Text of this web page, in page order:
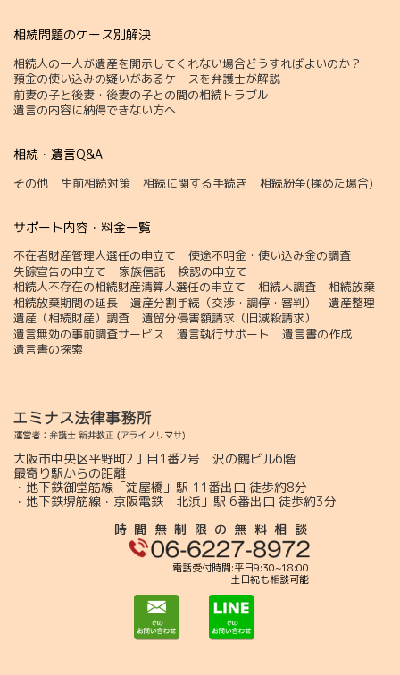
相続問題のケース別解決
相続人の一人が遺産を開示してくれない場合どうすればよいのか？
預金の使い込みの疑いがあるケースを弁護士が解説
前妻の子と後妻・後妻の子との間の相続トラブル
遺言の内容に納得できない方へ
相続・遺言Q&A
その他 生前相続対策 相続に関する手続き 相続紛争(揉めた場合)
サポート内容・料金一覧
不在者財産管理人選任の申立て
使途不明金・使い込み金の調査
失踪宣告の申立て
家族信託
検認の申立て
相続人不存在の相続財産清算人選任の申立て
相続人調査
相続放棄
相続放棄期間の延長
遺産分割手続（交渉・調停・審判）
遺産整理
遺産（相続財産）調査
遺留分侵害額請求（旧減殺請求）
遺言無効の事前調査サービス
遺言執行サポート
遺言書の作成
遺言書の探索
大阪市中央区平野町2丁目1番2号 沢の鶴ビル6階
最寄り駅からの距離
・地下鉄御堂筋線「淀屋橋」駅 11番出口 徒歩約8分
・地下鉄堺筋線・京阪電鉄「北浜」駅 6番出口 徒歩約3分
時間無制限の無料相談
電話受付時間:平日9:30~18:00
土日祝も相談可能